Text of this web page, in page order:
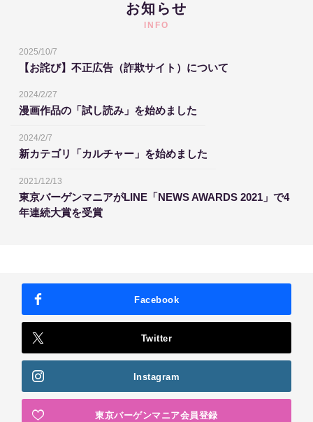
お知らせ
INFO
2025/10/7
【お詫び】不正広告（詐欺サイト）について
2024/2/27
漫画作品の「試し読み」を始めました
2024/2/7
新カテゴリ「カルチャー」を始めました
2021/12/13
東京バーゲンマニアがLINE「NEWS AWARDS 2021」で4
年連続大賞を受賞
Facebook
Twitter
Instagram
東京バーゲンマニア会員登録